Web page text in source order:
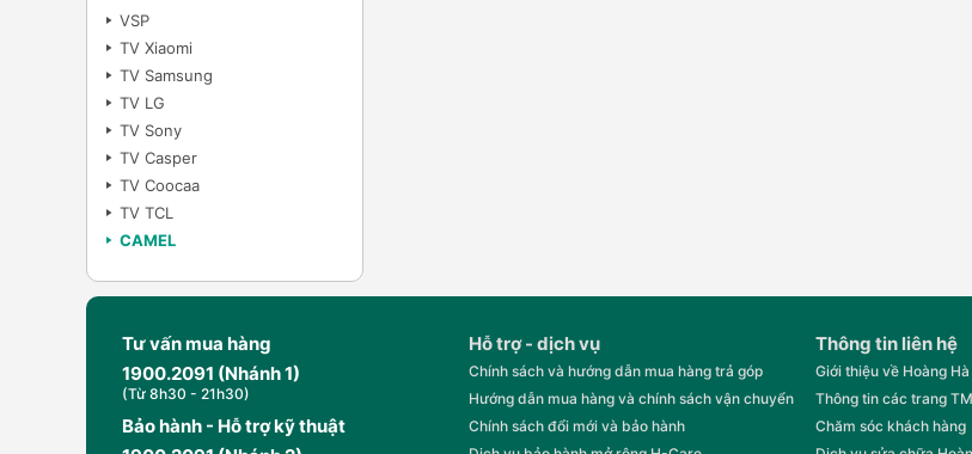
VSP
TV Xiaomi
TV Samsung
TV LG
TV Sony
TV Casper
TV Coocaa
TV TCL
CAMEL
Tư vấn mua hàng
1900.2091 (Nhánh 1)
(Từ 8h30 - 21h30)
Bảo hành - Hỗ trợ kỹ thuật
Hỗ trợ - dịch vụ
Chính sách và hướng dẫn mua hàng trả góp
Hướng dẫn mua hàng và chính sách vận chuyển
Chính sách đổi mới và bảo hành
Thông tin liên hệ
Giới thiệu về Hoàng
Thông tin các trang
Chăm sóc khách hàng